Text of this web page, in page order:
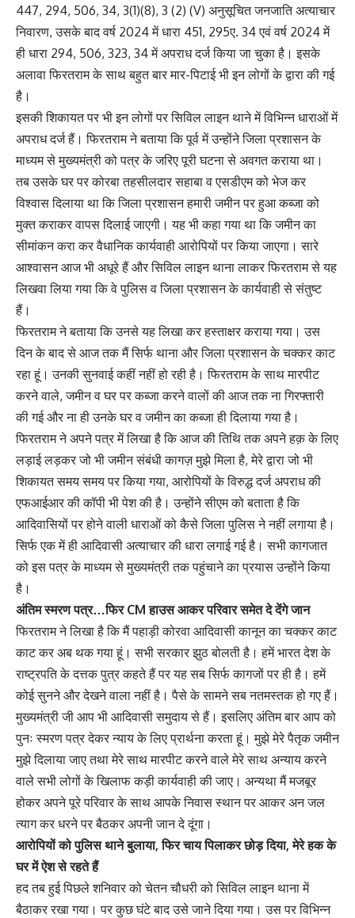
447, 294, 506, 34, 3(1)(8), 3 (2) (V) अनुसूचित जनजाति अत्याचार
निवारण, उसके बाद वर्ष 2024 में धारा 451, 295ए. 34 एवं वर्ष 2024 में
ही धारा 294, 506, 323, 34 में अपराध दर्ज किया जा चुका है। इसके
अलावा फिरतराम के साथ बहुत बार मार-पिटाई भी इन लोगों के द्वारा की गई
है।
इसकी शिकायत पर भी इन लोगों पर सिविल लाइन थाने में विभिन्न धाराओं में
अपराध दर्ज हैं। फिरतराम ने बताया कि पूर्व में उन्होंने जिला प्रशासन के
माध्यम से मुख्यमंत्री को पत्र के जरिए पूरी घटना से अवगत कराया था।
तब उसके घर पर कोरबा तहसीलदार सहाबा व एसडीएम को भेज कर
विश्वास दिलाया था कि जिला प्रशासन हमारी जमीन पर हुआ कब्जा को
मुक्त कराकर वापस दिलाई जाएगी। यह भी कहा गया था कि जमीन का
सीमांकन करा कर वैधानिक कार्यवाही आरोपियों पर किया जाएगा। सारे
आश्वासन आज भी अधूरे हैं और सिविल लाइन थाना लाकर फिरतराम से यह
लिखवा लिया गया कि वे पुलिस व जिला प्रशासन के कार्यवाही से संतुष्ट
हैं।
फिरतराम ने बताया कि उनसे यह लिखा कर हस्ताक्षर कराया गया। उस
दिन के बाद से आज तक मैं सिर्फ थाना और जिला प्रशासन के चक्कर काट
रहा हूं। उनकी सुनवाई कहीं नहीं हो रही है। फिरतराम के साथ मारपीट
करने वाले, जमीन व घर पर कब्जा करने वालों की आज तक ना गिरफ्तारी
की गई और ना ही उनके घर व जमीन का कब्जा ही दिलाया गया है।
फिरतराम ने अपने पत्र में लिखा है कि आज की तिथि तक अपने हक़ के लिए
लड़ाई लड़कर जो भी जमीन संबंधी कागज़ मुझे मिला है, मेरे द्वारा जो भी
शिकायत समय समय पर किया गया, आरोपियों के विरुद्ध दर्ज अपराध की
एफआईआर की कॉपी भी पेश की है। उन्होंने सीएम को बताता है कि
आदिवासियों पर होने वाली धाराओं को कैसे जिला पुलिस ने नहीं लगाया है।
सिर्फ एक में ही आदिवासी अत्याचार की धारा लगाई गई है। सभी कागजात
को इस पत्र के माध्यम से मुख्यमंत्री तक पहुंचाने का प्रयास उन्होंने किया
है।
अंतिम स्मरण पत्र…फिर CM हाउस आकर परिवार समेत दे देंगे जान
फिरतराम ने लिखा है कि मैं पहाड़ी कोरवा आदिवासी कानून का चक्कर काट
काट कर अब थक गया हूं। सभी सरकार झुठ बोलती है। हमें भारत देश के
राष्ट्रपति के दत्तक पुत्र कहते हैं पर यह सब सिर्फ कागजों पर ही है। हमें
कोई सुनने और देखने वाला नहीं है। पैसे के सामने सब नतमस्तक हो गए हैं।
मुख्यमंत्री जी आप भी आदिवासी समुदाय से हैं। इसलिए अंतिम बार आप को
पुनः स्मरण पत्र देकर न्याय के लिए प्रार्थना करता हूं। मुझे मेरे पैतृक जमीन
मुझे दिलाया जाए तथा मेरे साथ मारपीट करने वाले मेरे साथ अन्याय करने
वाले सभी लोगों के खिलाफ कड़ी कार्यवाही की जाए। अन्यथा मैं मजबूर
होकर अपने पूरे परिवार के साथ आपके निवास स्थान पर आकर अन जल
त्याग कर धरने पर बैठकर अपनी जान दे दूंगा।
आरोपियों को पुलिस थाने बुलाया, फिर चाय पिलाकर छोड़ दिया, मेरे हक के
घर में ऐश से रहते हैं
हद तब हुई पिछले शनिवार को चेतन चौधरी को सिविल लाइन थाना में
बैठाकर रखा गया। पर कुछ घंटे बाद उसे जाने दिया गया। उस पर विभिन्न